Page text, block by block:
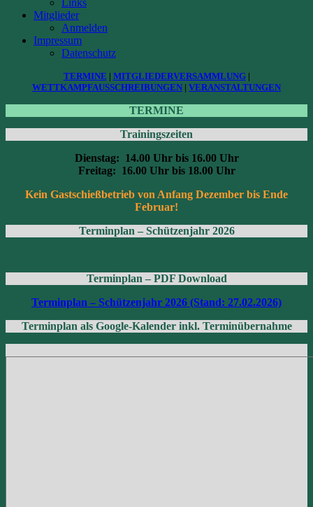
Links
Mitglieder
Anmelden
Impressum
Datenschutz
TERMINE | MITGLIEDERVERSAMMLUNG|
WETTKAMPFAUSSCHREIBUNGEN | VERANSTALTUNGEN
TERMINE
Trainingszeiten
Dienstag: 14.00 Uhr bis 16.00 Uhr
Freitag: 16.00 Uhr bis 18.00 Uhr
Kein Gastschießbetrieb von Anfang Dezember bis Ende
Februar!
Terminplan – Schützenjahr 2026
Terminplan – PDF Download
Terminplan – Schützenjahr 2026 (Stand: 27.02.2026)
Terminplan als Google-Kalender inkl. Terminübernahme